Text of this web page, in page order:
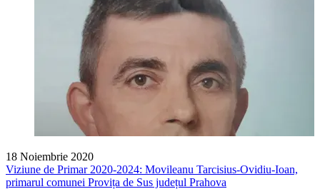
18 Noiembrie 2020
Viziune de Primar 2020-2024: Movileanu Tarcisius-Ovidiu-Ioan,
primarul comunei Provița de Sus județul Prahova